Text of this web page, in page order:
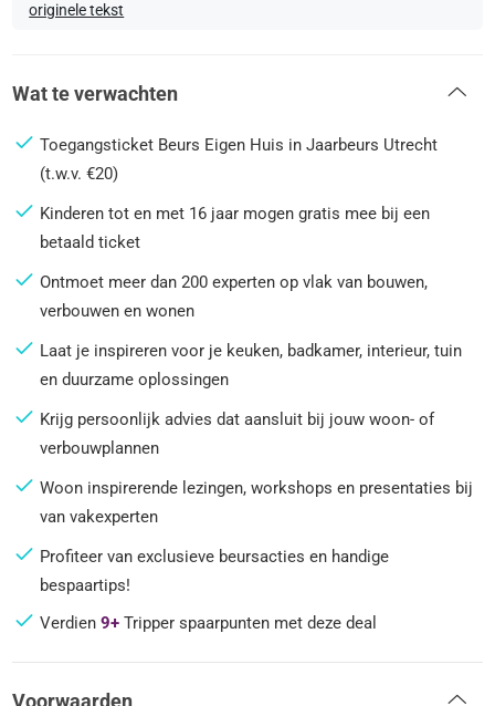
originele tekst
Wat te verwachten
Toegangsticket Beurs Eigen Huis in Jaarbeurs Utrecht
(t.w.v. €20)
Kinderen tot en met 16 jaar mogen gratis mee bij een
betaald ticket
Ontmoet meer dan 200 experten op vlak van bouwen,
verbouwen en wonen
Laat je inspireren voor je keuken, badkamer, interieur, tuin
en duurzame oplossingen
Krijg persoonlijk advies dat aansluit bij jouw woon- of
verbouwplannen
Woon inspirerende lezingen, workshops en presentaties bij
van vakexperten
Profiteer van exclusieve beursacties en handige
bespaartips!
Verdien9+ Tripper spaarpunten met deze deal
Voorwaarden